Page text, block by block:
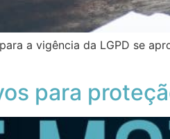
a vigência da LGPD se
para